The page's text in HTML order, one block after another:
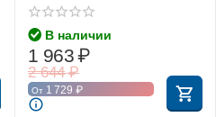
Pro (Freewell)
В наличии
2 644 ₽
1 963₽
От 1 729 ₽